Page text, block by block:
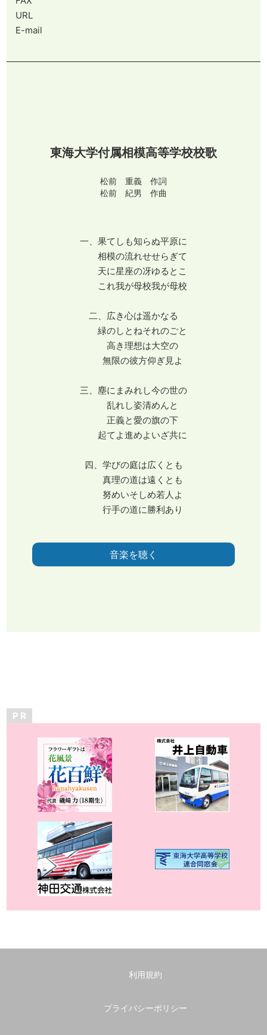
URL
E-mail
東海大学付属相模高等学校校歌
松前 重義 作詞
松前 紀男 作曲
一、果てしも知らぬ平原に
相模の流れせせらぎて
天に星座の冴ゆるとこ
これ我が母校我が母校
二、広き心は遥かなる
緑のしとねそれのごと
高き理想は大空の
無限の彼方仰ぎ見よ
三、塵にまみれし今の世の
乱れし姿清めんと
正義と愛の旗の下
起てよ進めよいざ共に
四、学びの庭は広くとも
真理の道は遠くとも
努めいそしめ若人よ
行手の道に勝利あり
音楽を聴く
P R
利用規約
プライバシーポリシー